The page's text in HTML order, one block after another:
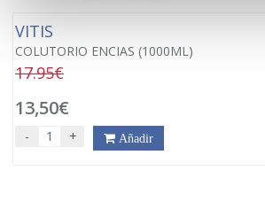
VITIS
COLUTORIO ENCIAS (1000ML)
17.95€
13,50€
- + Añadir